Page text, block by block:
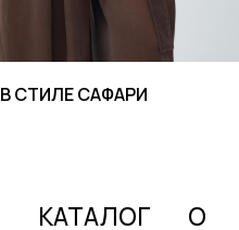
СТИЛЕ САФАРИ